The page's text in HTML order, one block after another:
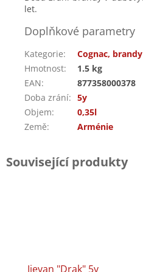
let.
Doplňkové parametry
Kategorie:
Cognac, brandy
Hmotnost:
1.5 kg
EAN:
877358000378
Doba zrání: 5y
Objem:
0,35l
Země: Arménie
Související produkty
Ijevan "Drak" 5y